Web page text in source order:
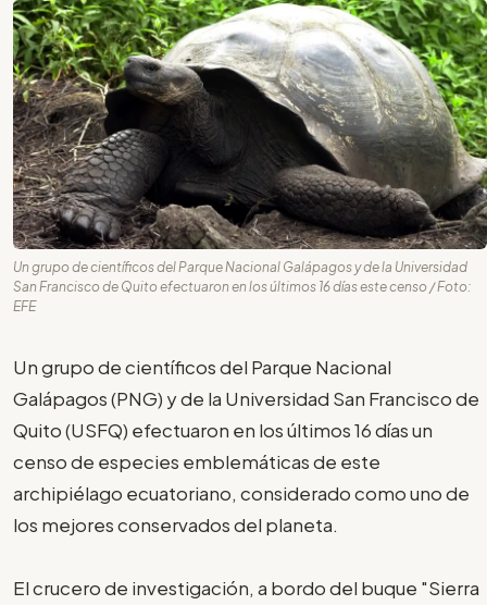
Un grupo de científicos del Parque Nacional Galápagos y de la Universidad
San Francisco de Quito efectuaron en los últimos 16 días este censo / Foto:
EFE
Un grupo de científicos del Parque Nacional
Galápagos (PNG) y de la Universidad San Francisco de
Quito (USFQ) efectuaron en los últimos 16 días un
censo de especies emblemáticas de este
archipiélago ecuatoriano, considerado como uno de
los mejores conservados del planeta.
El crucero de investigación, a bordo del buque "Sierra